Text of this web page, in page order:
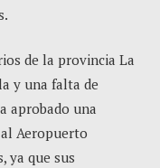
de la provincia La
y una falta de
aprobado una
Aeropuerto
ya que sus